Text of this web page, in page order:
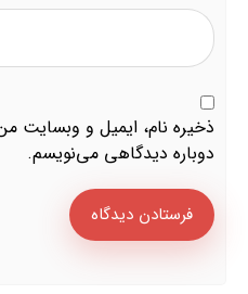
ذخیره نام، ایمیل و وبسایت
دوباره دیدگاهی می‌نویسم.
فرستادن دیدگاه